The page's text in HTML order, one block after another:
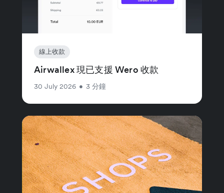
線上收款
Airwallex 現已支援 Wero 收款
30 July 2026 • 3 分鐘